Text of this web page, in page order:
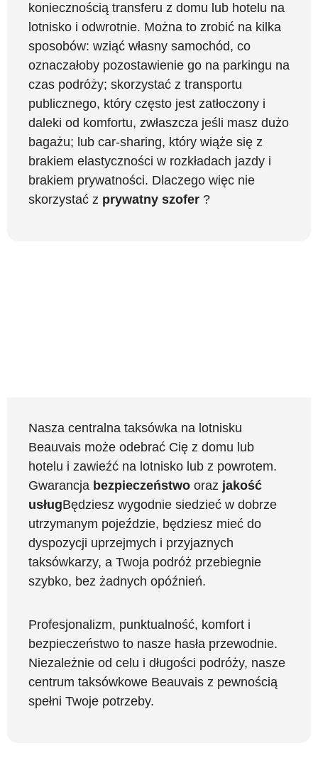
koniecznością transferu z domu lub hotelu na
lotnisko i odwrotnie. Można to zrobić na kilka
sposobów: wziąć własny samochód, co
oznaczałoby pozostawienie go na parkingu na
czas podróży; skorzystać z transportu
publicznego, który często jest zatłoczony i
daleki od komfortu, zwłaszcza jeśli masz dużo
bagażu; lub car-sharing, który wiąże się z
brakiem elastyczności w rozkładach jazdy i
brakiem prywatności. Dlaczego więc nie
skorzystać z prywatny szofer ?
Nasza centralna taksówka na lotnisku
Beauvais może odebrać Cię z domu lub
hotelu i zawieźć na lotnisko lub z powrotem.
Gwarancja bezpieczeństwo oraz jakość
usługBędziesz wygodnie siedzieć w dobrze
utrzymanym pojeździe, będziesz mieć do
dyspozycji uprzejmych i przyjaznych
taksówkarzy, a Twoja podróż przebiegnie
szybko, bez żadnych opóźnień.
Profesjonalizm, punktualność, komfort i
bezpieczeństwo to nasze hasła przewodnie.
Niezależnie od celu i długości podróży, nasze
centrum taksówkowe Beauvais z pewnością
spełni Twoje potrzeby.